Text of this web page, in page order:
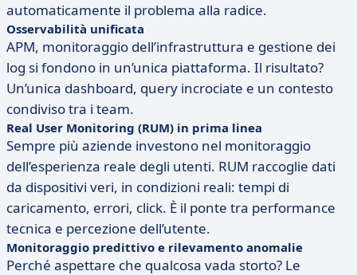
automaticamente il problema alla radice.
Osservabilità unificata
APM, monitoraggio dell’infrastruttura e gestione dei
log si fondono in un’unica piattaforma. Il risultato?
Un’unica dashboard, query incrociate e un contesto
condiviso tra i team.
Real User Monitoring (RUM) in prima linea
Sempre più aziende investono nel monitoraggio
dell’esperienza reale degli utenti. RUM raccoglie dati
da dispositivi veri, in condizioni reali: tempi di
caricamento, errori, click. È il ponte tra performance
tecnica e percezione dell’utente.
Monitoraggio predittivo e rilevamento anomalie
Perché aspettare che qualcosa vada storto? Le